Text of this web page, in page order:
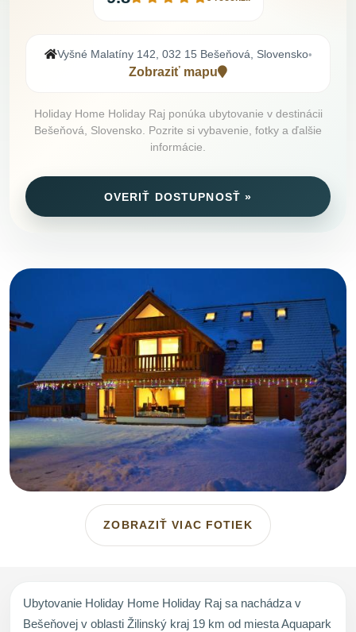
Vyšné Malatíny 142, 032 15 Bešeňová, Slovensko•
Zobraziť mapu
Holiday Home Holiday Raj ponúka ubytovanie v destinácii
Bešeňová, Slovensko. Pozrite si vybavenie, fotky a ďalšie
informácie.
OVERIŤ DOSTUPNOSŤ »
ZOBRAZIŤ VIAC FOTIEK
Ubytovanie Holiday Home Holiday Raj sa nachádza v
Bešeňovej v oblasti Žilinský kraj 19 km od miesta Aquapark